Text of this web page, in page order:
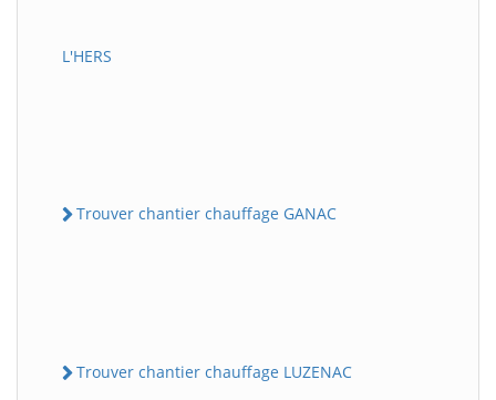
L'HERS
Trouver chantier chauffage GANAC
Trouver chantier chauffage LUZENAC